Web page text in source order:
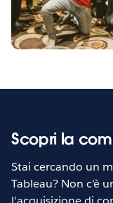
Scopri la
Stai cercando un
Tableau? Non c'è